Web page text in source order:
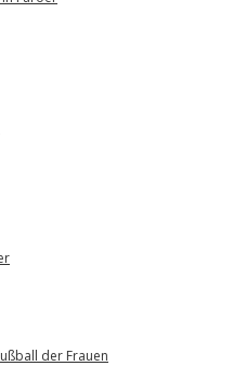
der Frauen